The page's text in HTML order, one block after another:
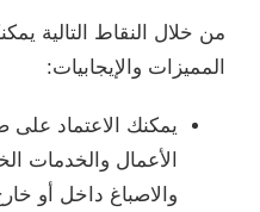
من خلال النقاط التالية
المميزات والإيجابيات:
يمكنك الاعتماد على
الأعمال والخدمات
والاصباغ داخل أو